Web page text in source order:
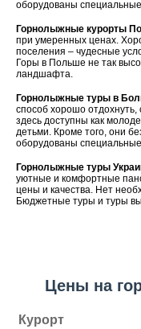
оборудованы
Горнолыжные курорты
при умеренных ценах.
поселения – чудесные
Горы в Польше не так
ландшафта.
Горнолыжные туры в
способ хорошо
здесь доступны как
детьми. Кроме того, они
оборудованы
Горнолыжные туры
уютные и комфортные
цены и качества. Нет
Бюджетные туры и туры
Цены на
Курорт